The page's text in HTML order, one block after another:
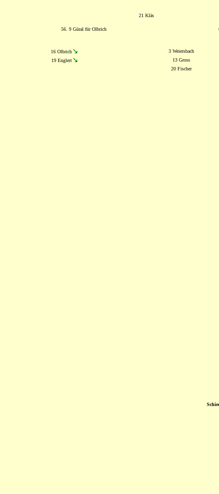
21 Kläs
56. 9 Güral für Olbrich
16 Olbrich
3 Weiersbach
19 Englert
13 Gross
20 Fischer